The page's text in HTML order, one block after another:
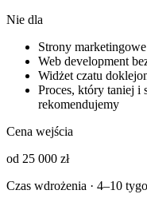
Nie dla
Strony
Web development
Widżet czatu
Proces, który taniej i
rekomendujemy
Cena wejścia
od 25 000 zł
Czas wdrożenia · 4–10